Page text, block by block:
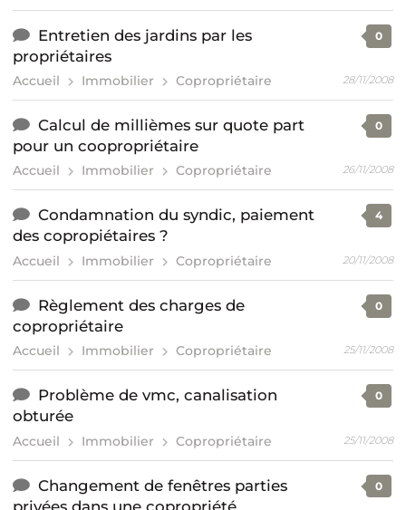
Entretien des jardins par les
propriétaires
Accueil Immobilier Copropriétaire
0
28/11/2008
Calcul de millièmes sur quote part
pour un coopropriétaire
Accueil Immobilier Copropriétaire
0
26/11/2008
Condamnation du syndic, paiement
des copropiétaires ?
Accueil Immobilier Copropriétaire
4
20/11/2008
Règlement des charges de
copropriétaire
Accueil Immobilier Copropriétaire
0
25/11/2008
Problème de vmc, canalisation
obturée
Accueil Immobilier Copropriétaire
0
25/11/2008
Changement de fenêtres parties
privées dans une copropriété
0